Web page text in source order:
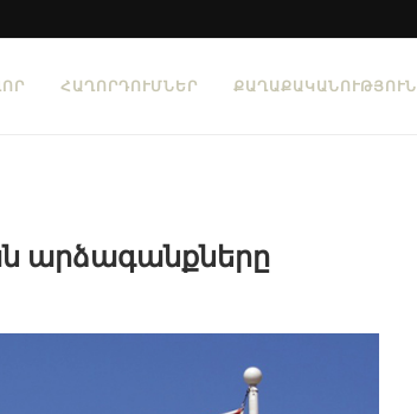
ՀԱՂՈՐԴՈՒՄՆԵՐ ՔԱՂԱՔԱԿԱՆՈՒԹՅՈՒՆ
արձագանքները